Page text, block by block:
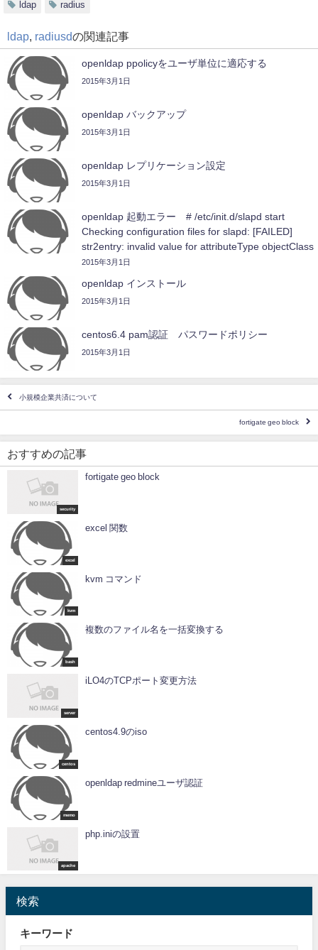
ldap radius
ldap, radiusdの関連記事
openldap ppolicyをユーザ単位に適応する
2015年3月1日
openldap バックアップ
2015年3月1日
openldap レプリケーション設定
2015年3月1日
openldap 起動エラー # /etc/init.d/slapd start
Checking configuration files for slapd: [FAILED]
str2entry: invalid value for attributeType objectClass
#1 (syntax 1.3.6.1.4.1.1466.115.121.1.38)
2015年3月1日
openldap インストール
2015年3月1日
centos6.4 pam認証 パスワードポリシー
2015年3月1日
小規模企業共済について
fortigate geo block
おすすめの記事
security
fortigate geo block
excel
excel 関数
kvm
kvm コマンド
bash
複数のファイル名を一括変換する
server
iLO4のTCPポート変更方法
centos
centos4.9のiso
memo
openldap redmineユーザ認証
apache
php.iniの設置
検索
キーワード